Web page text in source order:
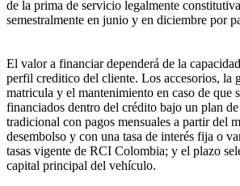
de la prima de servicio legalmente
semestralmente en junio y en diciembre por
El valor a financiar dependerá de la
perfil creditico del cliente. Los accesorios, la
matricula y el mantenimiento en caso de que
financiados dentro del crédito bajo un plan
tradicional con pagos mensuales a partir del
desembolso y con una tasa de interés fija o
tasas vigente de RCI Colombia; y el plazo
capital principal del vehículo.